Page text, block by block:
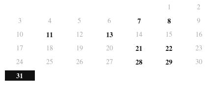
1
2
3
4 5 6 7 8
9
10
11 12 13 14 15
16
17
18 19 20 21 22
23
24
25 26 27 28 29 30
31